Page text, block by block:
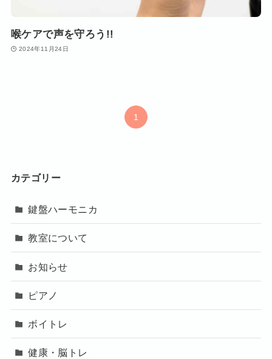
喉ケアで声を守ろう!!
2024年11月24日
1
カテゴリー
鍵盤ハーモニカ
教室について
お知らせ
ピアノ
ボイトレ
健康・脳トレ